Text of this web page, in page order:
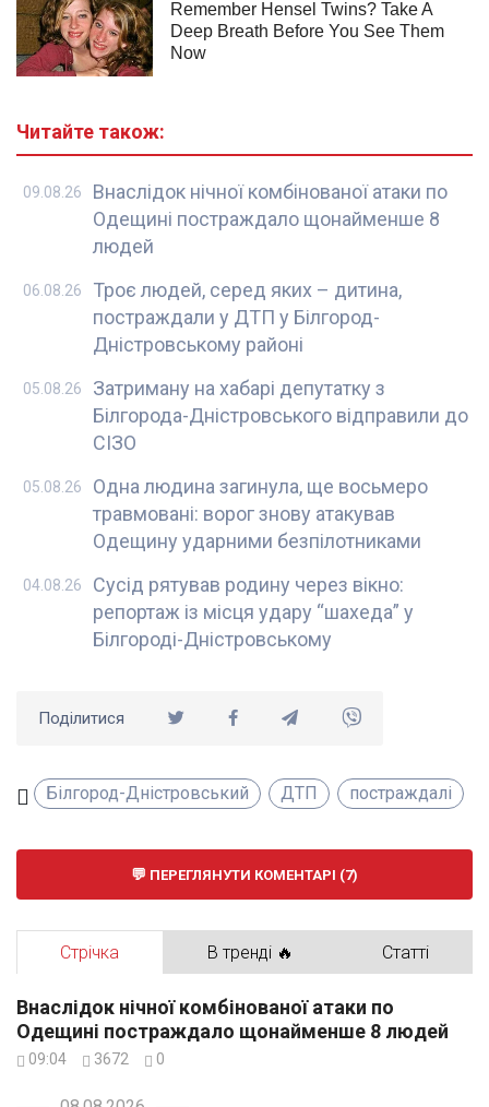
Читайте також:
Внаслідок нічної комбінованої атаки по
Одещині постраждало щонайменше 8
людей
09.08.26
Троє людей, серед яких – дитина,
постраждали у ДТП у Білгород-
Дністровському районі
06.08.26
Затриману на хабарі депутатку з
Білгорода-Дністровського відправили до
СІЗО
05.08.26
Одна людина загинула, ще восьмеро
травмовані: ворог знову атакував
Одещину ударними безпілотниками
05.08.26
Сусід рятував родину через вікно:
репортаж із місця удару “шахеда” у
Білгороді-Дністровському
04.08.26
Поділитися
Білгород-Дністровський ДТП постраждалі
ПЕРЕГЛЯНУТИ КОМЕНТАРІ (7)
Стрічка В тренді 🔥 Статті
Внаслідок нічної комбінованої атаки по
Одещині постраждало щонайменше 8 людей
09:04 3672 0